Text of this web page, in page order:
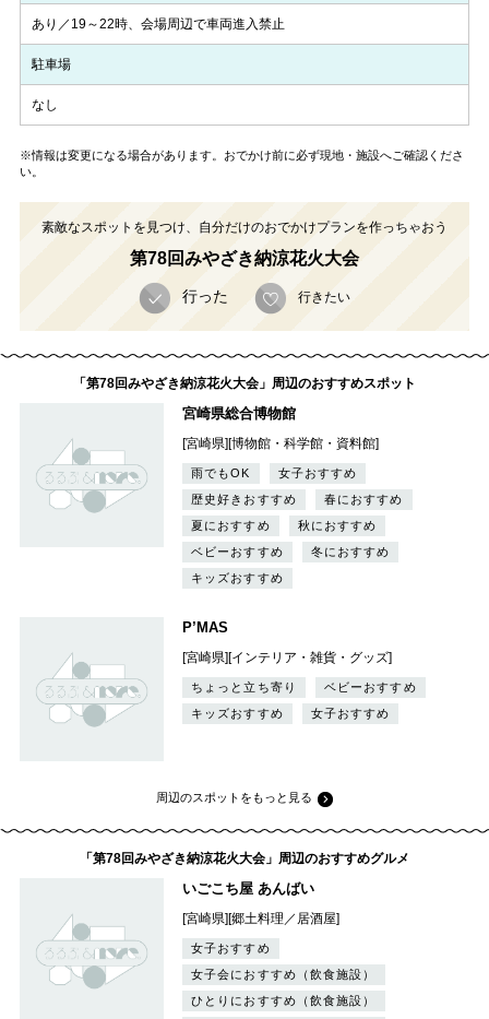
あり／19～22時、会場周辺で車両進入禁止
駐車場
なし
※情報は変更になる場合があります。おでかけ前に必ず現地・施設へご確認くださ
い。
素敵なスポットを見つけ、自分だけのおでかけプランを作っちゃおう
第78回みやざき納涼花火大会
行った 行きたい
「第78回みやざき納涼花火大会」周辺のおすすめスポット
宮崎県総合博物館
[宮崎県][博物館・科学館・資料館]
雨でもOK
女子おすすめ
歴史好きおすすめ
春におすすめ
夏におすすめ
秋におすすめ
ベビーおすすめ
冬におすすめ
キッズおすすめ
P’MAS
[宮崎県][インテリア・雑貨・グッズ]
ちょっと立ち寄り
ベビーおすすめ
キッズおすすめ
女子おすすめ
周辺のスポットをもっと見る
「第78回みやざき納涼花火大会」周辺のおすすめグルメ
いごこち屋 あんばい
[宮崎県][郷土料理／居酒屋]
女子おすすめ
女子会におすすめ（飲食施設）
ひとりにおすすめ（飲食施設）